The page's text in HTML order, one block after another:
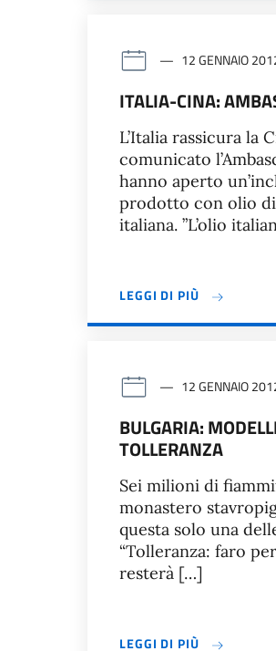
12 GENNAIO
ITALIA-CINA:
L’Italia rassicura la
comunicato
hanno aperto
prodotto con olio
italiana. ”L’olio
LEGGI DI PIÙ
12 GENNAIO
BULGARIA:
TOLLERANZA
Sei milioni di
monastero
questa solo una
“Tolleranza: faro
resterà […]
LEGGI DI PIÙ